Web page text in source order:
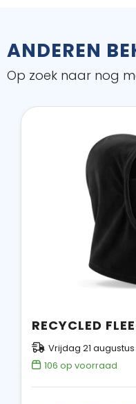
ANDEREN
Op zoek naar nog
RECYCLED
Vrijdag 21
106 op voorraad